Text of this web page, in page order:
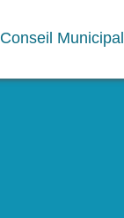
Conseil Municipal